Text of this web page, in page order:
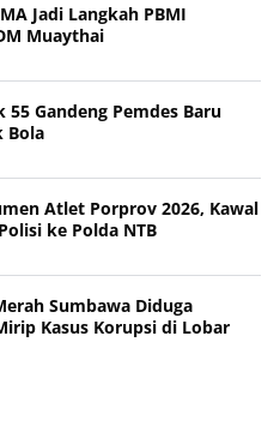
Jadi Langkah PBMI
Muaythai
Gandeng Pemdes Baru
Bola
Atlet Porprov 2026, Kawal
ke Polda NTB
Sumbawa Diduga
Kasus Korupsi di Lobar